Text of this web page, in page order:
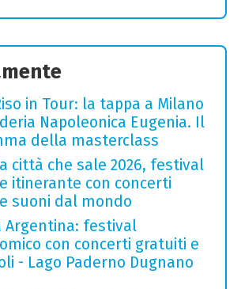
in Tour: la tappa a Milano
Napoleonica Eugenia. Il
della masterclass
città che sale 2026, festival
itinerante con concerti
suoni dal mondo
Argentina: festival
con concerti gratuiti e
- Lago Paderno Dugnano